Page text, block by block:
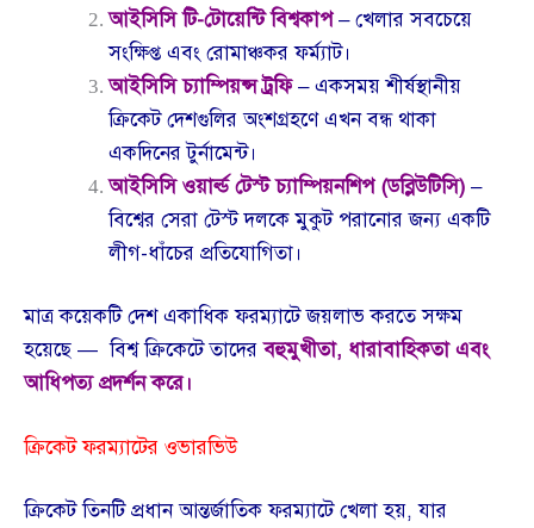
আইসিসি টি-টোয়েন্টি বিশ্বকাপ– খেলার সবচেয়ে
সংক্ষিপ্ত এবং রোমাঞ্চকর ফর্ম্যাট।
আইসিসি চ্যাম্পিয়ন্স ট্রফি– একসময় শীর্ষস্থানীয়
ক্রিকেট দেশগুলির অংশগ্রহণে এখন বন্ধ থাকা
একদিনের টুর্নামেন্ট।
আইসিসি ওয়ার্ল্ড টেস্ট চ্যাম্পিয়নশিপ (ডব্লিউটিসি) –
বিশ্বের সেরা টেস্ট দলকে মুকুট পরানোর জন্য একটি
লীগ-ধাঁচের প্রতিযোগিতা।
মাত্র কয়েকটি দেশ একাধিক ফরম্যাটে জয়লাভ করতে সক্ষম
হয়েছে —বিশ্ব ক্রিকেটে তাদেরবহুমুখীতা, ধারাবাহিকতা এবং
আধিপত্য প্রদর্শন করে।
ক্রিকেট ফরম্যাটের ওভারভিউ
ক্রিকেট তিনটি প্রধান আন্তর্জাতিক ফরম্যাটে খেলা হয়, যার